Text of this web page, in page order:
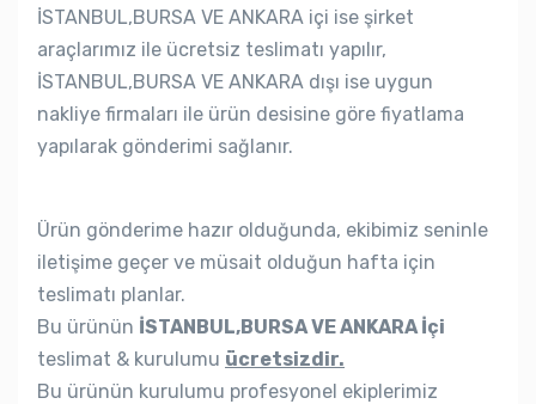
İSTANBUL,BURSA VE ANKARA içi ise şirket
araçlarımız ile ücretsiz teslimatı yapılır,
İSTANBUL,BURSA VE ANKARA dışı ise uygun
nakliye firmaları ile ürün desisine göre fiyatlama
yapılarak gönderimi sağlanır.
Ürün gönderime hazır olduğunda, ekibimiz seninle
iletişime geçer ve müsait olduğun hafta için
teslimatı planlar.
Bu ürünün İSTANBUL,BURSA VE ANKARA İçi
teslimat & kurulumu ücretsizdir.
Bu ürünün kurulumu profesyonel ekiplerimiz